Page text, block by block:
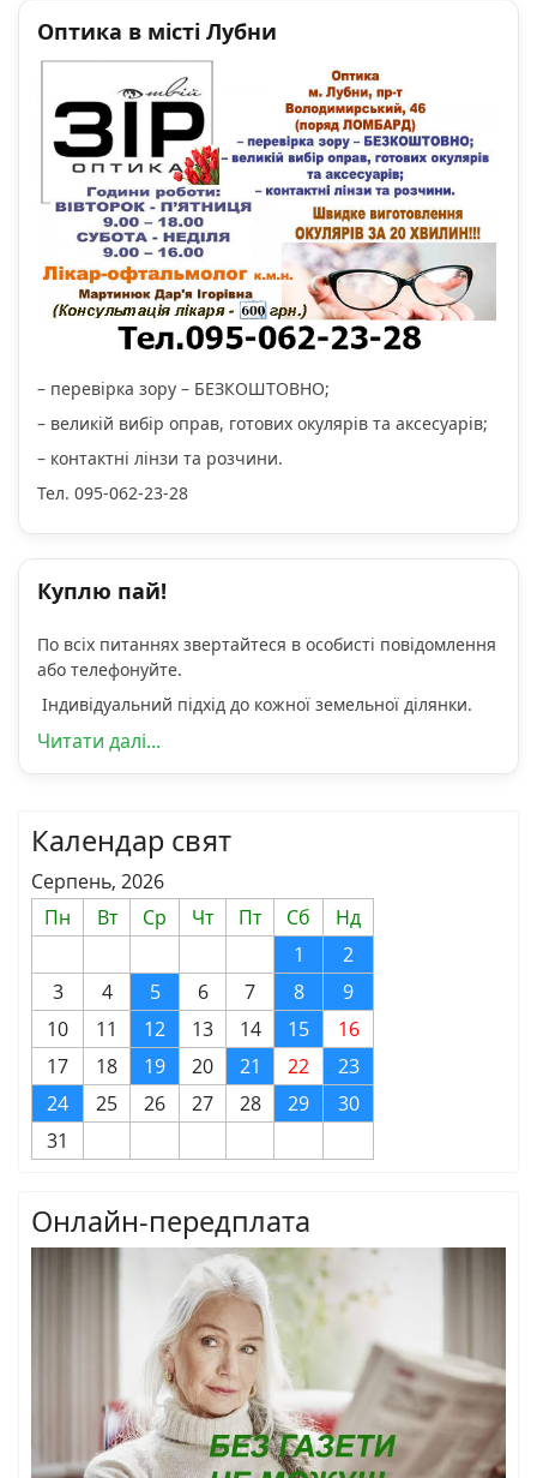
Оптика в місті Лубни
– перевірка зору – БЕЗКОШТОВНО;
– великій вибір оправ, готових окулярів та аксесуарів;
– контактні лінзи та розчини.
Тел. 095-062-23-28
Куплю пай!
По всіх питаннях звертайтеся в особисті повідомлення
або телефонуйте.
Індивідуальний підхід до кожної земельної ділянки.
Читати далі...
Календар свят
Серпень, 2026
Пн
Вт Ср Чт Пт Сб
Нд
1
2
3
4 5 6 7 8
9
10
11 12 13 14 15
16
17
18 19 20 21 22
23
24
25 26 27 28 29
30
31
Онлайн-передплата